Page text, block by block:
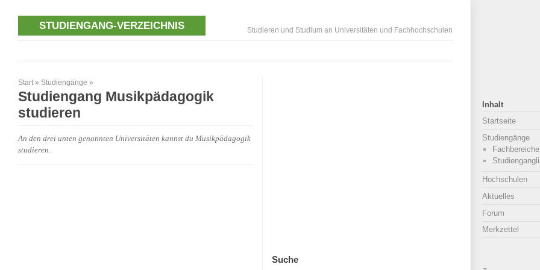
STUDIENGANG-VERZEICHNIS Studieren und Studium an Universitäten und Fachhochschulen
Start » Studiengänge »
Studiengang Musikpädagogik
studieren
An den drei unten genannten Universitäten kannst du Musikpädagogik
studieren.
Suche
Inhalt
Startseite
Studiengänge
Fachbereiche
Hochschulen
Aktuelles
Forum
Merkzettel